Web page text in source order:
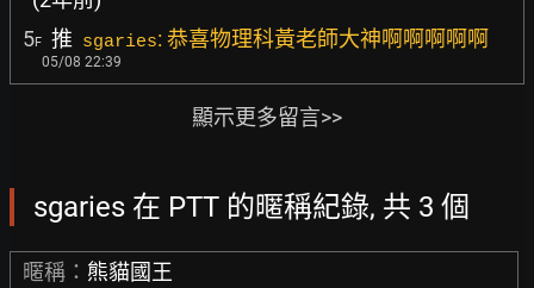
5F 推 sgaries: 恭喜物理科黃老師大神啊啊啊啊啊
05/08 22:39
顯示更多留言>>
sgaries 在 PTT 的暱稱紀錄, 共 3 個
暱稱： 熊貓國王